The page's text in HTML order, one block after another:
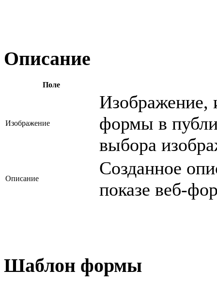
Описание
Поле
Изображение
Изображение,
формы в
выбора
Описание
Созданное
показе веб-
Шаблон формы